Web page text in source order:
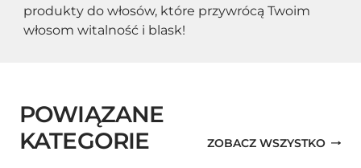
produkty do włosów, które przywrócą Twoim
włosom witalność i blask!
POWIĄZANE
KATEGORIE
ZOBACZ WSZYSTKO